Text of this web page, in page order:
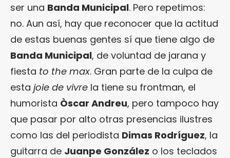
ser una Banda Municipal. Pero repetimos:
no. Aun así, hay que reconocer que la actitud
de estas buenas gentes sí que tiene algo de
Banda Municipal, de voluntad de jarana y
fiesta to the max. Gran parte de la culpa de
esta joie de vivre la tiene su frontman, el
humorista Òscar Andreu, pero tampoco hay
que pasar por alto otras presencias ilustres
como las del periodista Dimas Rodríguez, la
guitarra de Juanpe González o los teclados